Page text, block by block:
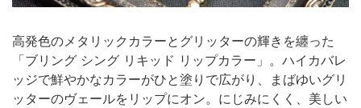
高発色のメタリックカラーとグリッターの輝きを纏った
「ブリング シング リキッド リップカラー」。ハイカバレ
ッジで鮮やかなカラーがひと塗りで広がり、まばゆいグリ
ッターのヴェールをリップにオン。にじみにくく、美しい